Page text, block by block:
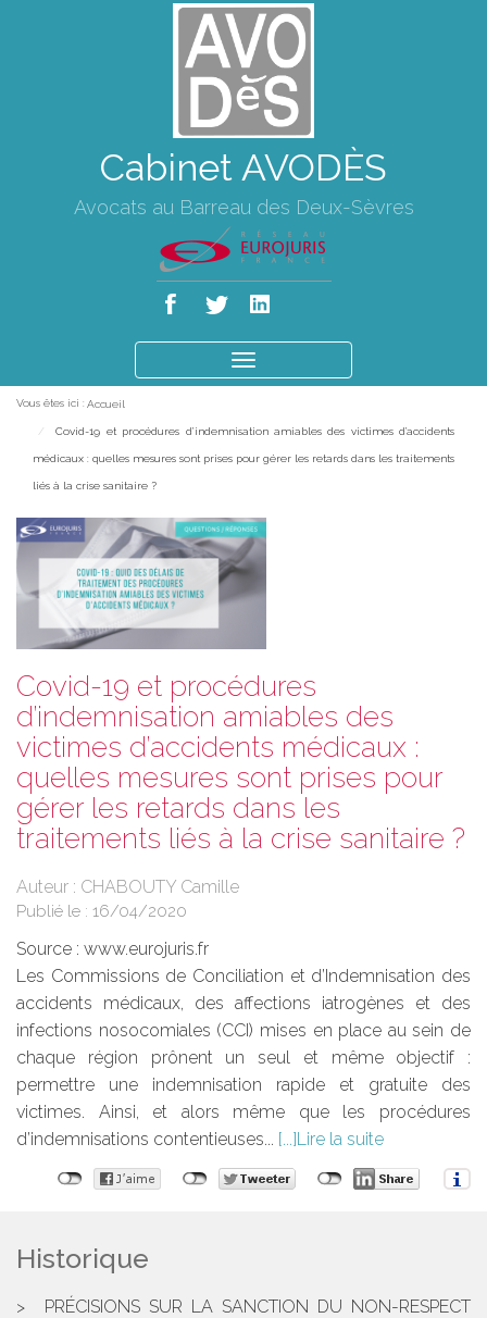
Cabinet AVODÈS
Avocats au Barreau des Deux-Sèvres
le
Vous êtes ici : Accueil
Covid-19 et procédures d’indemnisation amiables des victimes d’accidents
médicaux : quelles mesures sont prises pour gérer les retards dans les traitements
liés à la crise sanitaire ?
Covid-19 et procédures
d’indemnisation amiables des
victimes d’accidents médicaux :
quelles mesures sont prises pour
gérer les retards dans les
traitements liés à la crise sanitaire ?
Auteur : CHABOUTY Camille
Publié le : 16/04/2020
Source : www.eurojuris.fr
Les Commissions de Conciliation et d’Indemnisation des
accidents médicaux, des affections iatrogènes et des
infections nosocomiales (CCI) mises en place au sein de
chaque région prônent un seul et même objectif :
permettre une indemnisation rapide et gratuite des
victimes. Ainsi, et alors même que les procédures
d’indemnisations contentieuses...
Lire la suite
Historique
PRÉCISIONS SUR LA SANCTION DU NON-RESPECT